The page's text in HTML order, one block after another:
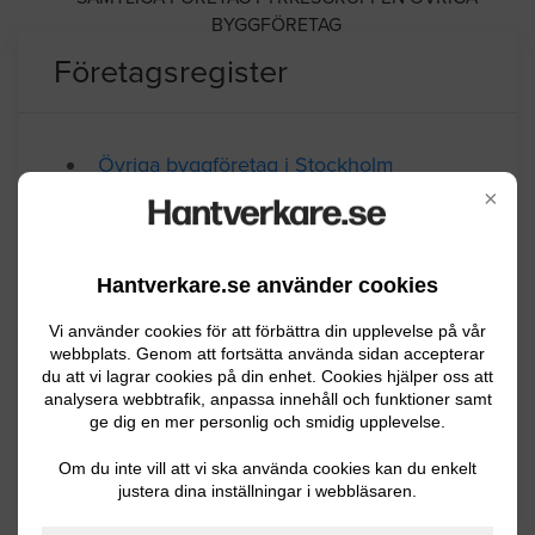
×
Hantverkare.se använder cookies
Vi använder cookies för att förbättra din upplevelse på vår
webbplats. Genom att fortsätta använda sidan accepterar
du att vi lagrar cookies på din enhet. Cookies hjälper oss att
analysera webbtrafik, anpassa innehåll och funktioner samt
ge dig en mer personlig och smidig upplevelse.
Om du inte vill att vi ska använda cookies kan du enkelt
justera dina inställningar i webbläsaren.
BYGGFÖRETAG
Företagsregister
Övriga byggföretag i Stockholm
Övriga byggföretag i Göteborg
Övriga byggföretag i Malmö
Mer information om
Anlita hantverkare